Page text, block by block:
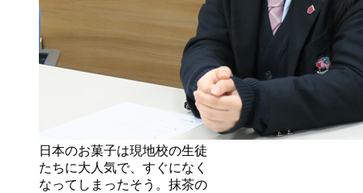
日本のお菓子は現地校の生徒
たちに大人気で、すぐになく
なってしまったそう。抹茶の